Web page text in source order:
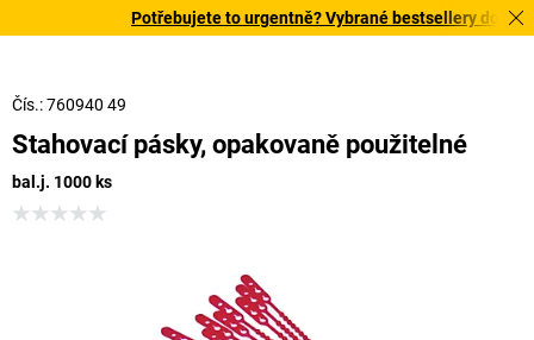
Potřebujete to urgentně? Vybrané bestsellery
Čís.: 760940 49
Stahovací pásky, opakovaně použitelné
bal.j. 1000 ks